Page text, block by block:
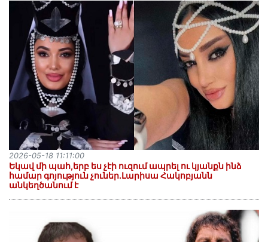
Եկավ մի պահ,երբ ես չէի ուզում ապրել ու կյանքն ինձ
համար գոյություն չուներ.Լարիսա Հակոբյանն
անկեղծանում է
2026-05-18 11:11:00